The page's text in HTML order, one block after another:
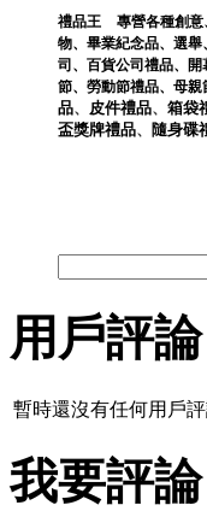
禮品王 專營各種創意
物、 畢業紀念品、 選舉、
司 、 百貨公司禮品、 開
節、 勞動節禮品、 母親
品、 皮件禮品、 箱袋
盃獎牌禮品、 隨身碟
用戶評論
暫時還沒有任何用戶
我要評論